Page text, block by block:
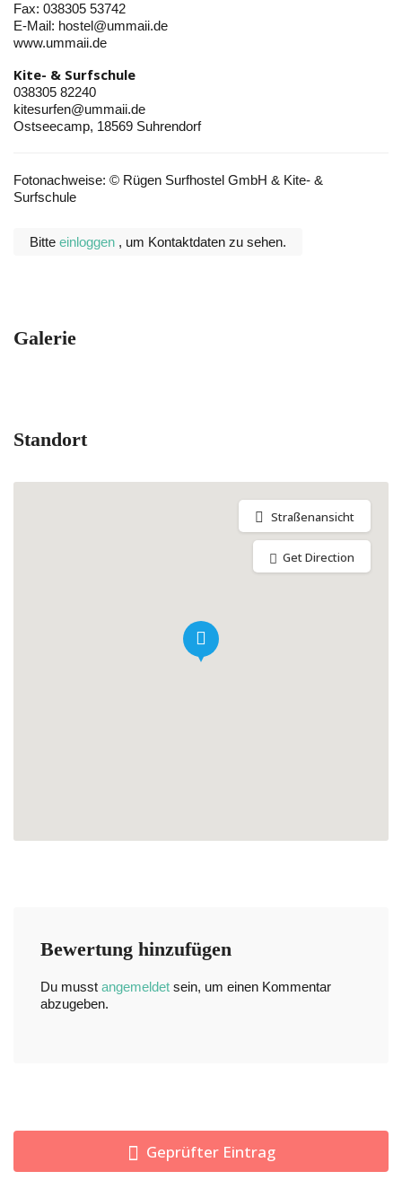
Fax: 038305 53742
E-Mail: hostel@ummaii.de
www.ummaii.de
Kite- & Surfschule
038305 82240
kitesurfen@ummaii.de
Ostseecamp, 18569 Suhrendorf
Fotonachweise: © Rügen Surfhostel GmbH & Kite- &
Surfschule
Bitte einloggen , um Kontaktdaten zu sehen.
Galerie
Standort
Straßenansicht
Get Direction
Bewertung hinzufügen
Du musst angemeldet sein, um einen Kommentar
abzugeben.
Geprüfter Eintrag